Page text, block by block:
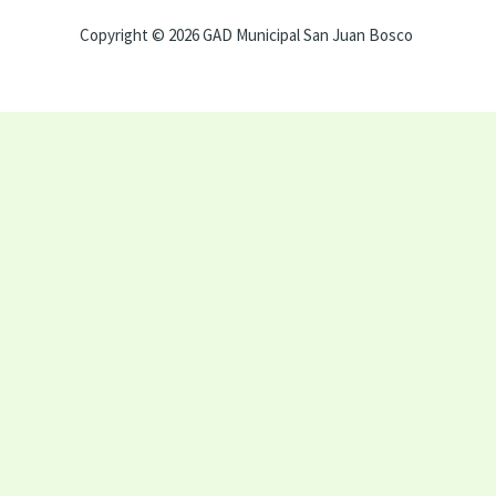
Copyright © 2026 GAD Municipal San Juan Bosco